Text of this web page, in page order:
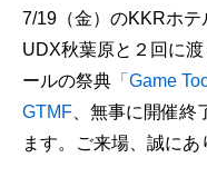
7/19（金）のKKRホ
UDX秋葉原と２回に
ールの祭典 「Game
GTMF 、無事に開催
ます。ご来場、誠にあ